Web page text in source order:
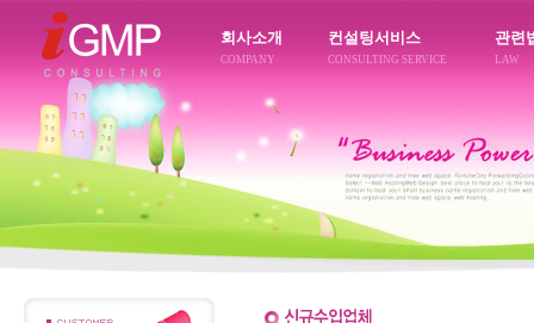
회사소개
COMPANY
컨설팅서비스
CONSULTING SERVICE
관련
LAW